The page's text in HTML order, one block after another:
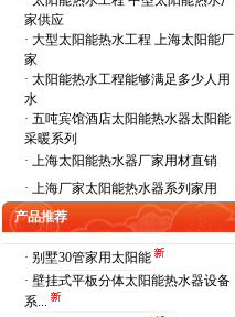
家供应
· 大型太阳能热水工程 上海太阳能厂
家
· 太阳能热水工程能够满足多少人用
水
· 五吨宾馆酒店太阳能热水器太阳能
采暖系列
· 上海太阳能热水器厂家用材直销
· 上海厂家太阳能热水器系列家用
产品推荐
· 别墅30管家用太阳能
· 壁挂式平板分体太阳能热水器设备
系...